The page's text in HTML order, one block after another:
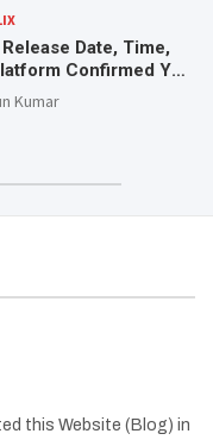
Date, Time,
Confirmed You
Kumar
this Website (Blog) in